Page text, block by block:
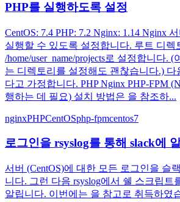
PHP를 실행하도록 설정
CentOS: 7.4 PHP: 7.2 Nginx: 1.14 Nginx
실행할 수 있도록 설정합니다. 루트 디렉
/home/user_name/projects로 설정합니다.
는 디렉토리를 설정해도 괜찮습니다.) 다
다고 가정합니다. PHP Nginx PHP-FPM
행하는 데 필요) 설치 방법은 을 참조하...
nginxPHPCentOSphp-fpmcentos7
로그인을 rsyslog를 통해 slack에 알
서버 (CentOS)에 대한 모든 로그인을 슬
니다. 그런 다음 rsyslog에서 쉘 스크립트
알립니다. 이번에는 을 참고로 취득하였